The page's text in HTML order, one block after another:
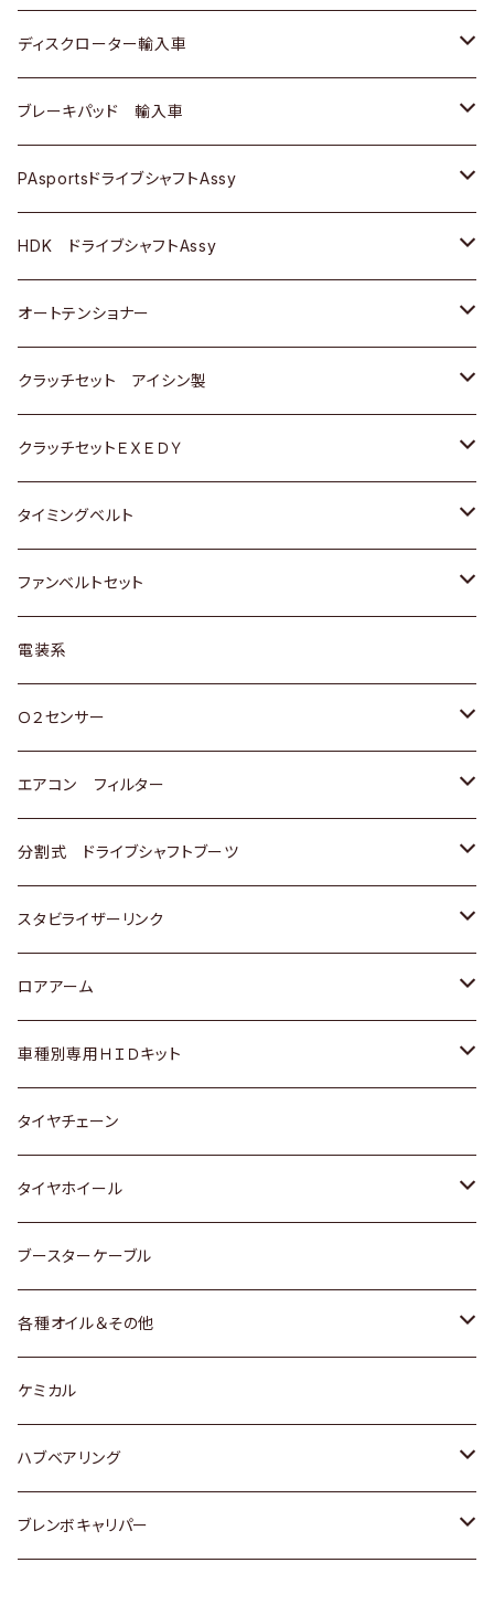
スバル
マツダ
三菱
スバル
ＢＥＮＺ
マツダ
三菱
スバル
ダイハツ
マツダ
三菱
スバル
日産
ダイハツ
マツダ
三菱
スバル
スズキ
日産
ダイハツ
マツダ
三菱
スバル
スズキ
日産
ダイハツ
マツダ
三菱
スバル
トヨタ
ホンダ
スズキ
日産
いすゞ
ダイハツ
マツダ
三菱
スバル
日野
ディスクローター輸入車
ＡＵＤＩ
ＢＥＮＺ
ＢＭＷ
GOLF
ＷＡＧＥＮ
アストロ（シボレー）
クライスラー
ブレーキパッド 輸入車
ＢＥＮＺ
ＢＭＷ
ＷＡＧＥＮ
ＶＯＬＶＯ
PAsportsドライブシャフトAssy
トヨタ
ホンダ
スズキ
日産
ダイハツ
マツダ
三菱
スバル
HDK ドライブシャフトAssy
スズキ
ダイハツ
日産
ホンダ
マツダ
オートテンショナー
トヨタ
クラッチセット アイシン製
ホンダ
スズキ
ダイハツ
マツダ
三菱
スバル
クラッチセットＥＸＥＤＹ
ホンダ
スズキ
日産
ダイハツ
マツダ
三菱
スバル
タイミングベルト
トヨタ
スズキ
ダイハツ
三菱
スバル
ファンベルトセット
トヨタ
ホンダ
スズキ
日産
いすゞ
ダイハツ
マツダ
三菱
スバル
レクサス
電装系
Ｏ２センサー
トヨタ
ホンダ
スズキ
日産
ダイハツ
マツダ
三菱
スバル
エアコン フィルター
トヨタ
ホンダ
スズキ
日産
いすゞ
ダイハツ
マツダ
三菱
スバル
分割式 ドライブシャフトブーツ
トヨタ
ホンダ
スズキ
日産
ダイハツ
スバル
スタビライザーリンク
トヨタ
ホンダ
スズキ
日産
ダイハツ
マツダ
ロアアーム
ホンダ
スズキ
日産
ダイハツ
マツダ
スバル
車種別専用ＨＩＤキット
トヨタ
マツダ
タイヤチェーン
タイヤホイール
トヨタ
ホンダ
スズキ
日産
ダイハツ
ブースターケーブル
各種オイル＆その他
ディーデル洗浄添加剤
ケミカル
ハブベアリング
トヨタ
ブレンボキャリパー